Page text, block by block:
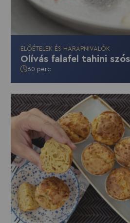
ELŐÉTELEK ÉS HARAPNIVALÓK
Olívás falafel tahini
60 perc